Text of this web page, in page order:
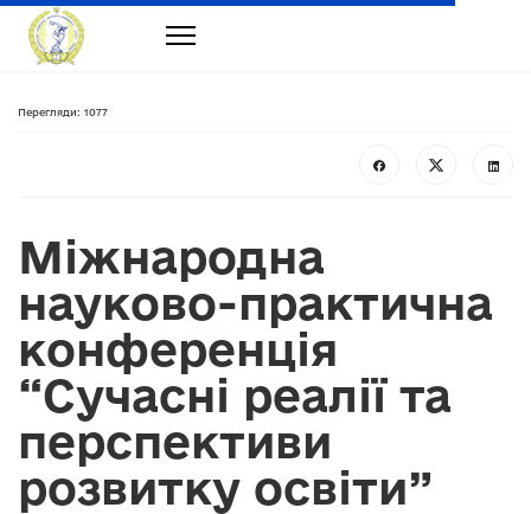
Перегляди: 1077
Міжнародна
науково-практична
конференція
“Сучасні реалії та
перспективи
розвитку освіти”